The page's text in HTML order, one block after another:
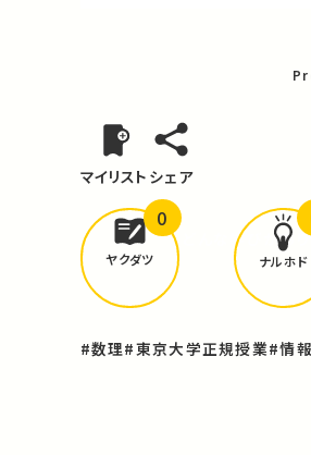
マイリスト シェア
どんな学びがあり
ヤクダツ
0
ナルホド
#数理#東京大学正規授業#情